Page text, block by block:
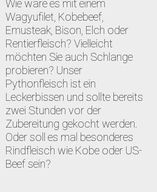
Wie wäre es mit einem
Wagyufilet, Kobebeef,
Emusteak, Bison, Elch oder
Rentierfleisch? Vielleicht
möchten Sie auch Schlange
probieren? Unser
Pythonfleisch ist ein
Leckerbissen und sollte bereits
zwei Stunden vor der
Zubereitung gekocht werden.
Oder soll es mal besonderes
Rindfleisch wie Kobe oder US-
Beef sein?